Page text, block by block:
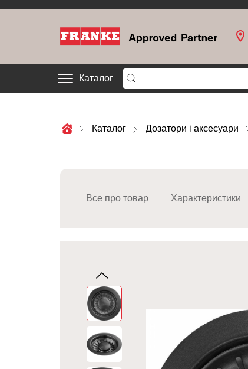
Каталог
Каталог Дозатори і аксесуари
Все про товар Характеристики